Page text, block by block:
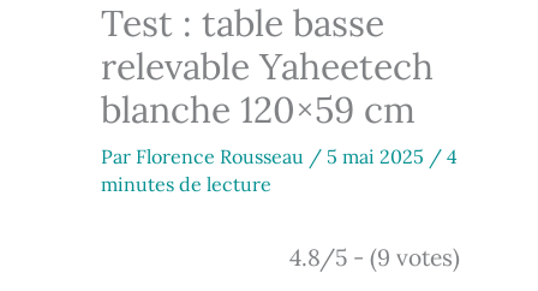
Test : table basse
relevable Yaheetech
blanche 120×59 cm
Par Florence Rousseau / 5 mai 2025 / 4
minutes de lecture
4.8/5 - (9 votes)